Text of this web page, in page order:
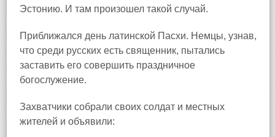
Эстонию. И там произошел такой случай.
Приближался день латинской Пасхи. Немцы, узнав,
что среди русских есть священник, пытались
заставить его совершить праздничное
богослужение.
Захватчики собрали своих солдат и местных
жителей и объявили: